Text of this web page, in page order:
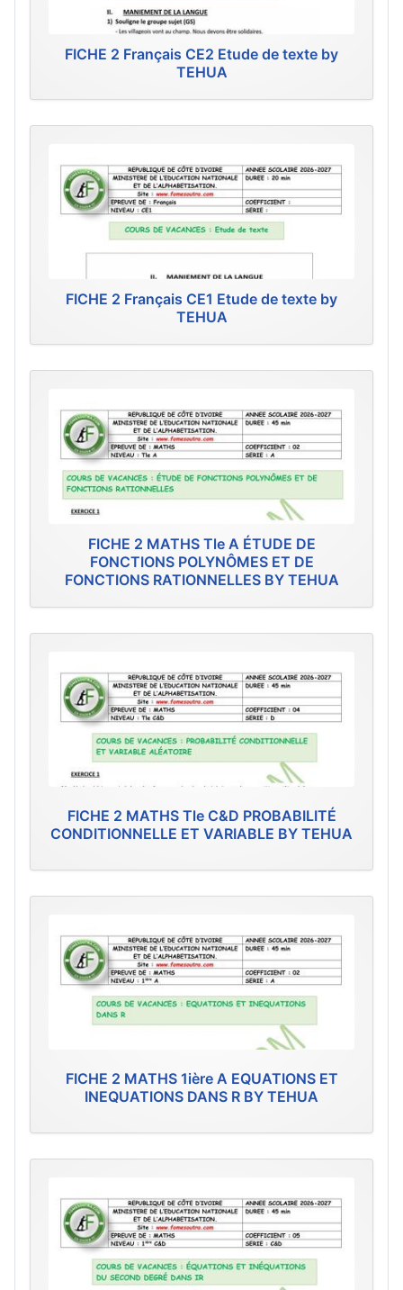
FICHE 2 Français CE2 Etude de texte by
TEHUA
FICHE 2 Français CE1 Etude de texte by
TEHUA
FICHE 2 MATHS Tle A ÉTUDE DE
FONCTIONS POLYNÔMES ET DE
FONCTIONS RATIONNELLES BY TEHUA
FICHE 2 MATHS Tle C&D PROBABILITÉ
CONDITIONNELLE ET VARIABLE BY TEHUA
FICHE 2 MATHS 1ière A EQUATIONS ET
INEQUATIONS DANS R BY TEHUA